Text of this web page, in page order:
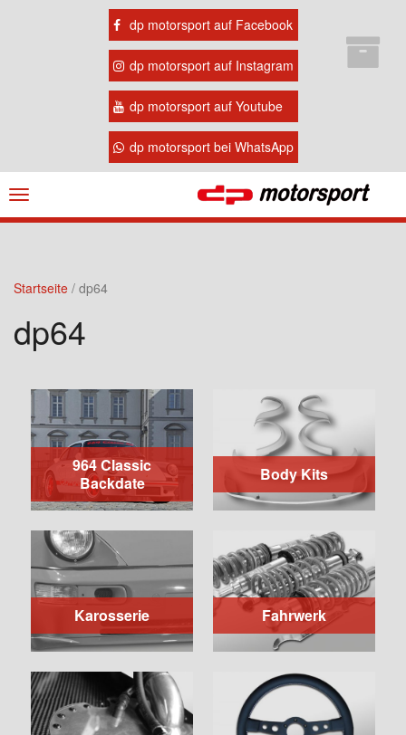
dp motorsport auf Facebook
dp motorsport auf Instagram
dp motorsport auf Youtube
dp motorsport bei WhatsApp
Navigation
ein-/ausblenden
Startseite / dp64
dp64
964 Classic
Backdate
Body Kits
Karosserie Fahrwerk